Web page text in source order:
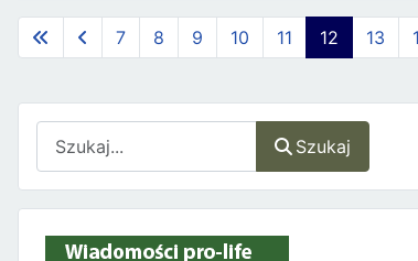
Szukaj
Spis artykułów
7 8 9 10 11 12 13